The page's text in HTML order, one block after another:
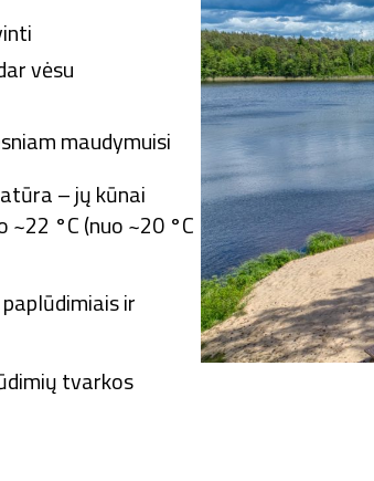
vėsu
maudymuisi
– jų kūnai
°C (nuo ~20 °C
ir
tvarkos